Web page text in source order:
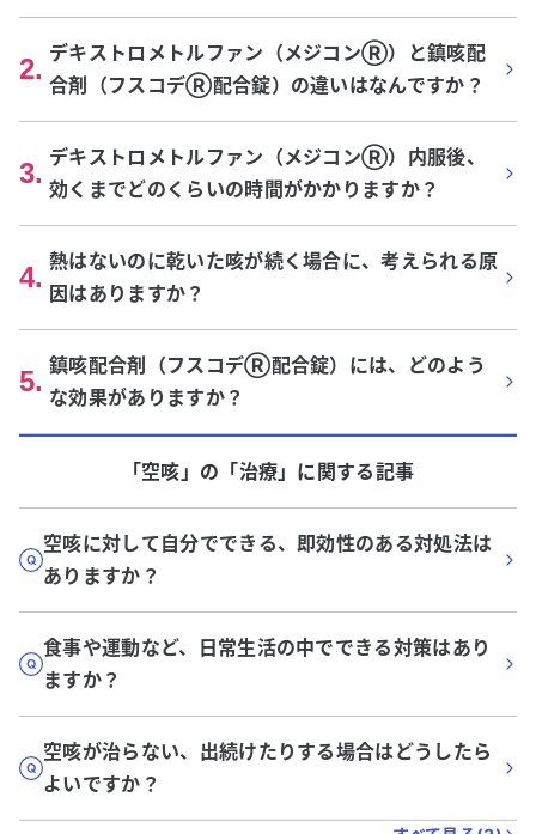
2. デキストロメトルファン（メジコンⓇ）と鎮咳配
合剤（フスコデⓇ配合錠）の違いはなんですか？
3. デキストロメトルファン（メジコンⓇ）内服後、
効くまでどのくらいの時間がかかりますか？
4. 熱はないのに乾いた咳が続く場合に、考えられる原
因はありますか？
5. 鎮咳配合剤（フスコデⓇ配合錠）には、どのよう
な効果がありますか？
「空咳」 の「治療」に関する記事
空咳に対して自分でできる、即効性のある対処法は
ありますか？
食事や運動など、日常生活の中でできる対策はあり
ますか？
空咳が治らない、出続けたりする場合はどうしたら
よいですか？